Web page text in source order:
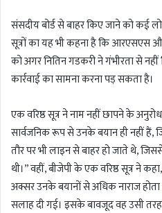
संसदीय बोर्ड से बाहर किए जाने को
सूत्रों का यह भी कहना है कि आरएसएस
को अगर नितिन गडकरी ने गंभीरता से
कार्रवाई का सामना करना पड़ सकता है।
एक वरिष्ठ सूत्र ने नाम नहीं छापने के
सार्वजनिक रूप से उनके बयान ही नहीं हैं,
तौर पर भी लाइन से बाहर हो जाते थे,
थी।” वहीं, बीजेपी के एक वरिष्ठ सूत्र ने
अक्सर उनके बयानों से अधिक नाराज
सलाह दी गई। इसके बावजूद वह उसी